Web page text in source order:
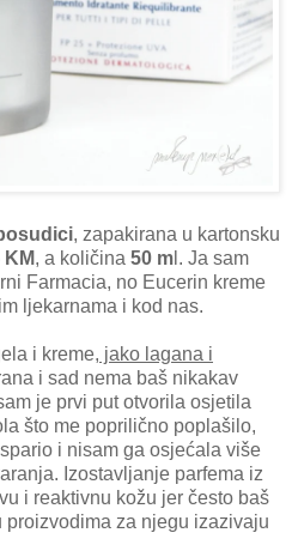
, zapakirana u kartonsku
KM, a količina 50 m l. Ja sam
Farmacia, no Eucerin kreme
ljekarnama i kod nas.
i kreme, jako lagana i
i sad nema baš nikakav
je prvi put otvorila osjetila
što me poprilično poplašilo,
i nisam ga osjećala više
Izostavljanje parfema iz
i reaktivnu kožu jer često baš
proizvodima za njegu izazivaju